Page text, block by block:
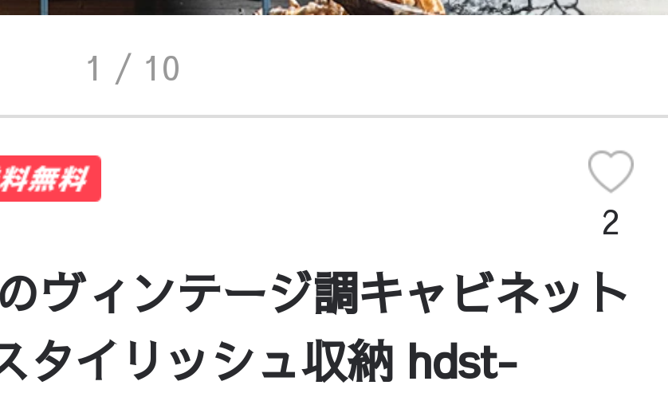
1 / 10
2
ヴィンテージ調キャビネット
タイリッシュ収納 hdst-